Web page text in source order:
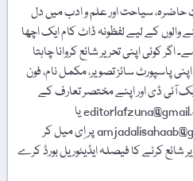
حاضرہ، سیاحت اور علم و ادب میں دل
کے لیے لفظونہ ڈاٹ کام ایک اچھا
اگر کوئی اپنی تحریر شائع کروانا چاہتا
پاسپورٹ سائز تصویر، مکمل نام، فون
آئی ڈی اور اپنے مختصر تعارف کے
ساتھ editorlafzuna@gmail.com یا
amjadalisahaab@gmail.com پر اِی میل کر
شائع کرنے کا فیصلہ ایڈیٹوریل بورڈ کرے